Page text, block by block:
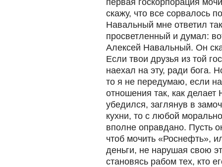
первая госкорпорация
скажу, что все сорвалось
Навальный мне ответил
просветленный и думал:
Алексей Навальный. Он
Если твои друзья из той
наехал на эту, ради бога.
то я не передумаю, если
отношения так, как
убедился, заглянув в
кухни, то с любой
вполне оправдано. Пусть
чтоб мочить «Роснефть»,
деньги, не нарушая свою
становясь рабом тех, кто